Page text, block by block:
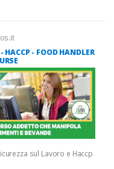
HACCP - FOOD HANDLER
sul Lavoro e Haccp